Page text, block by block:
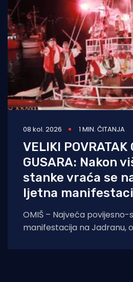
08 kol. 2026 1 MIN. ČITANJA
VELIKI POVRATAK
GUSARA: Nakon
stanke vraća se
ljetna
OMIŠ – Najveća povijesno-
manifestacija na Jadranu,